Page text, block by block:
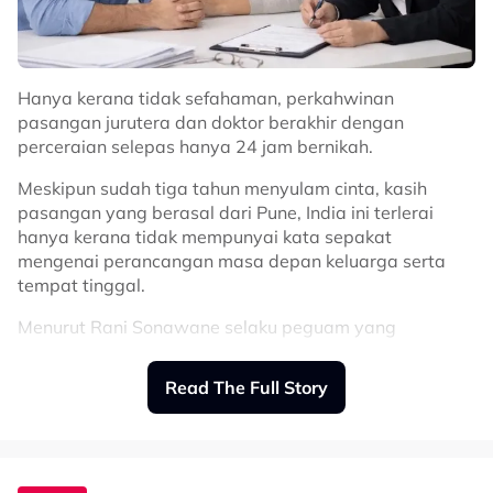
"Dia tak kenal lagi Liya Maisarah macam mana.
"Lah sibuk jaga rumah tangga orang. Itu kan duit
Terdahulu, seorang netizen meluahkan rasa simpati
terhadap Vokey kerana perlu turuti segala kemahuan
kemewahannya di media sosial.
Related Topics
#Liya Maisarah #imran vokey
Hanya kerana tidak sefahaman, perkahwinan
pasangan jurutera dan doktor berakhir dengan
perceraian selepas hanya 24 jam bernikah.
Meskipun sudah tiga tahun menyulam cinta, kasih
pasangan yang berasal dari Pune, India ini terlerai
hanya kerana tidak mempunyai kata sepakat
mengenai perancangan masa depan keluarga serta
tempat tinggal.
Menurut Rani Sonawane selaku peguam yang
itu bagaimanapun dibuat secara matang tanpa
sebarang untuk kegasanan mahupun salah laku
Read The Full Story